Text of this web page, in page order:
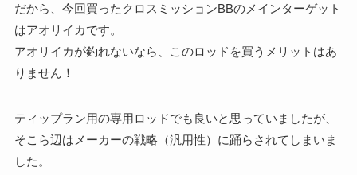
だから、今回買ったクロスミッションBBのメインターゲット
はアオリイカです。
アオリイカが釣れないなら、このロッドを買うメリットはあ
りません！
ティップラン用の専用ロッドでも良いと思っていましたが、
そこら辺はメーカーの戦略（汎用性）に踊らされてしまいま
した。